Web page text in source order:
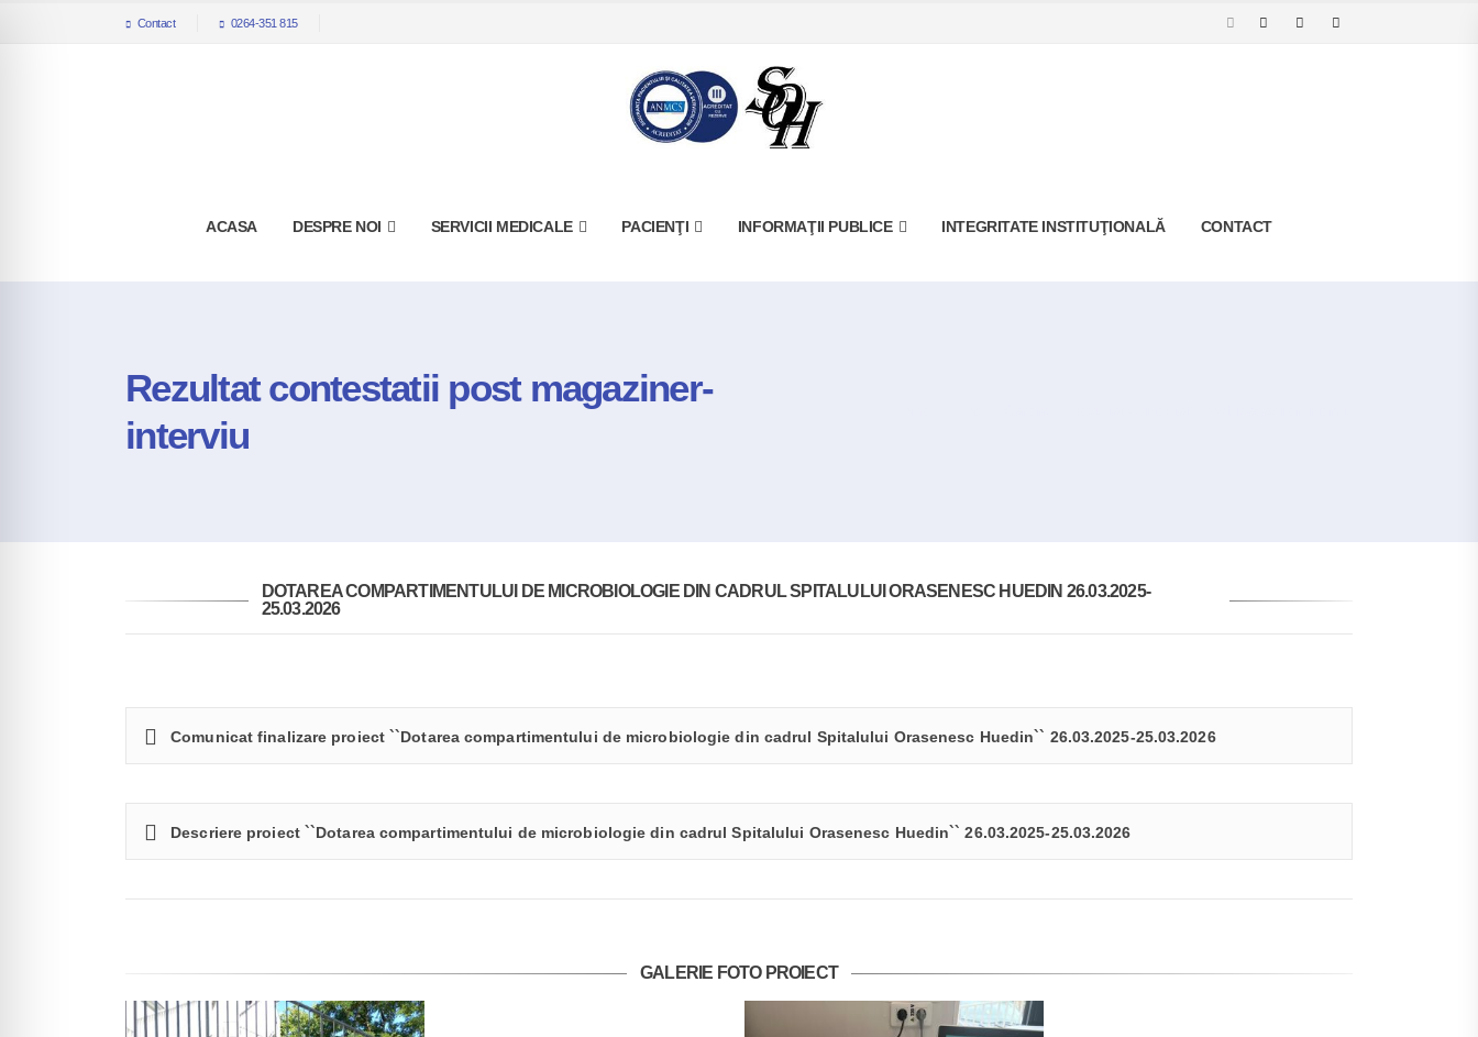
Contact 0264-351 815
ACASA DESPRE NOI SERVICII MEDICALE PACIENŢI INFORMAŢII PUBLICE INTEGRITATE INSTITUŢIONALĂ CONTACT
Rezultat contestatii post magaziner-
interviu
DOTAREA COMPARTIMENTULUI DE MICROBIOLOGIE DIN CADRUL SPITALULUI ORASENESC HUEDIN 26.03.2025-
25.03.2026
Comunicat finalizare proiect ``Dotarea compartimentului de microbiologie din cadrul Spitalului Orasenesc Huedin`` 26.03.2025-25.03.2026
Descriere proiect ``Dotarea compartimentului de microbiologie din cadrul Spitalului Orasenesc Huedin`` 26.03.2025-25.03.2026
GALERIE FOTO PROIECT